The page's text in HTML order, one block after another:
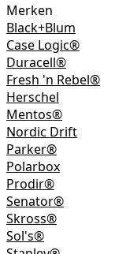
Merken
Black+Blum
Case Logic®
Duracell®
Fresh 'n Rebel®
Herschel
Mentos®
Nordic Drift
Parker®
Polarbox
Prodir®
Senator®
Skross®
Sol's®